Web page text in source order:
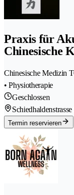
Praxis für
Chinesische
Chinesische Medizin
• Physiotherapie
Geschlossen
Schiedhaldenstrasse
Termin reservieren